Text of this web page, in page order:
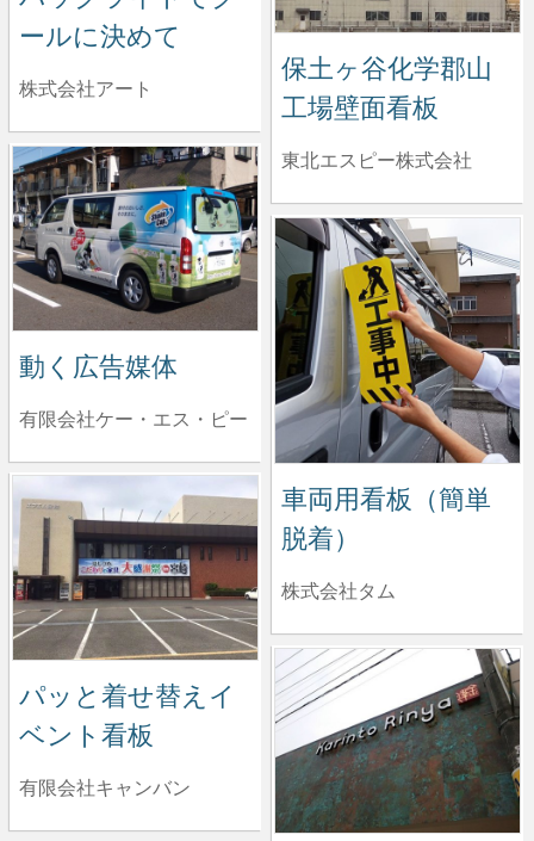
ールに決めて
株式会社アート
保土ヶ谷化学郡山
工場壁面看板
東北エスピー株式会社
動く広告媒体
有限会社ケー・エス・ピー
車両用看板（簡単
脱着）
株式会社タム
パッと着せ替えイ
ベント看板
有限会社キャンバン